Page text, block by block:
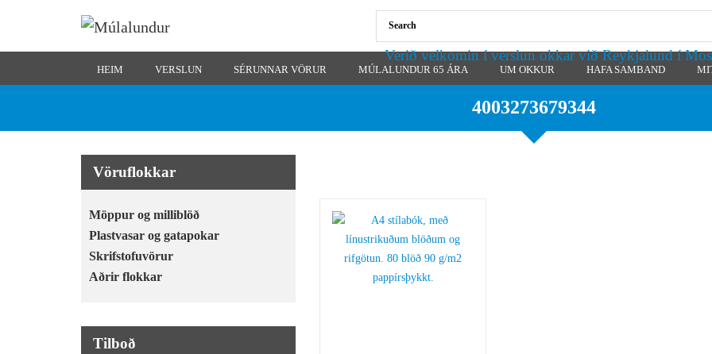
Verið velkomin í verslun okkar við Reykjalund í
HEIM VERSLUN SÉRUNNAR VÖRUR MÚLALUNDUR 65 ÁRA UM OKKUR HAFA SAMBAND
4003273679344
Vöruflokkar
Möppur og milliblöð
Plastvasar og gatapokar
Skrifstofuvörur
Aðrir flokkar
Tilboð